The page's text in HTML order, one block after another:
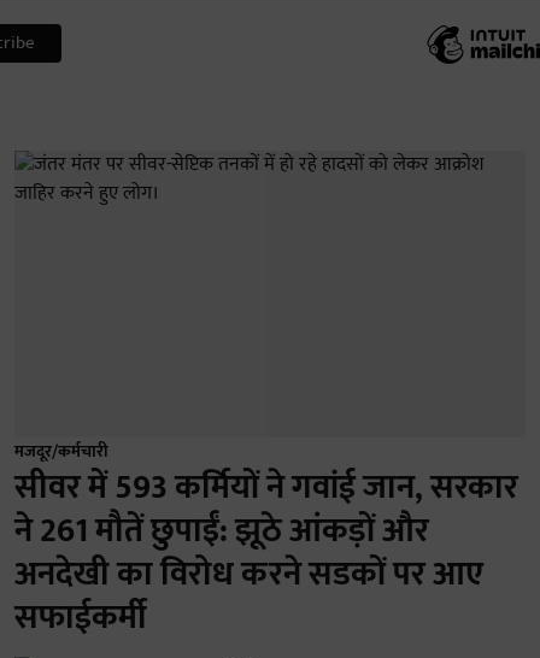
मजदूर/कर्मचारी
सीवर में 593 कर्मियों ने गवांई जान, सरकार
ने 261 मौतें छुपाईं: झूठे आंकड़ों और
अनदेखी का विरोध करने सडकों पर आए
सफाईकर्मी